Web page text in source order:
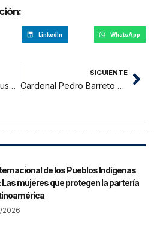
LinkedIn WhatsApp
Hasta julio vuelven a suspender emisiones de licencias de conducir nuevas
SIGUIENTE
Cardenal Pedro Barreto sobre Pedro Castillo: “Un grupo de Perú Libre está impidiendo que pueda ejercer con libertad”
de los Pueblos Indígenas
Las mujeres que protegen la partería
2026